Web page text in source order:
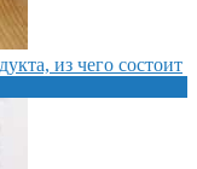
из чего состоит